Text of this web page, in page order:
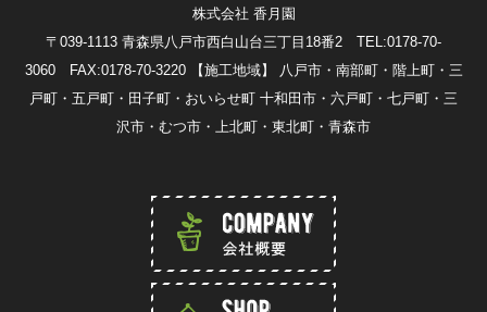
株式会社 香月園
〒039-1113 青森県八戸市西白山台三丁目18番2 TEL:0178-70-
3060 FAX:0178-70-3220
【施工地域】 八戸市・南部町・階上町・三
戸町・五戸町・田子町・おいらせ町 十和田市・六戸町・七戸町・三
沢市・むつ市・上北町・東北町・青森市